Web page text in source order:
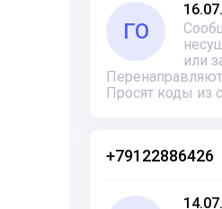
ГО
или
Просят коды из
+79122886426